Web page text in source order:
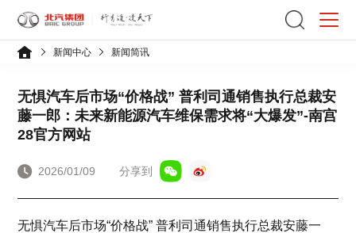
新闻中心 新闻简讯
无惧汽车后市场“价格战” 普利司通销售执行总裁安
藤一郎：未来新能源汽车维保需求将“大爆发”-南宫
28官方网站
2026/01/09 分享到
无惧汽车后市场“价格战” 普利司通销售执行总裁安藤一